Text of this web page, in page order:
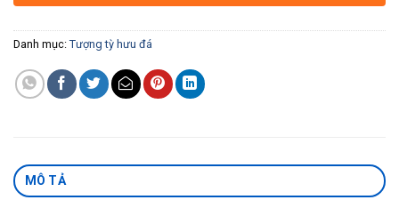
Danh mục: Tượng tỳ hưu đá
MÔ TẢ